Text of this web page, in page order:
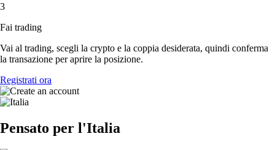
3
Fai trading
Vai al trading, scegli la crypto e la coppia desiderata, quindi conferma
la transazione per aprire la posizione.
Registrati ora
Pensato per l'Italia